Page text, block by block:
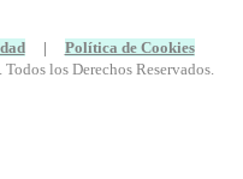
| Política de Cookies
los Derechos Reservados.